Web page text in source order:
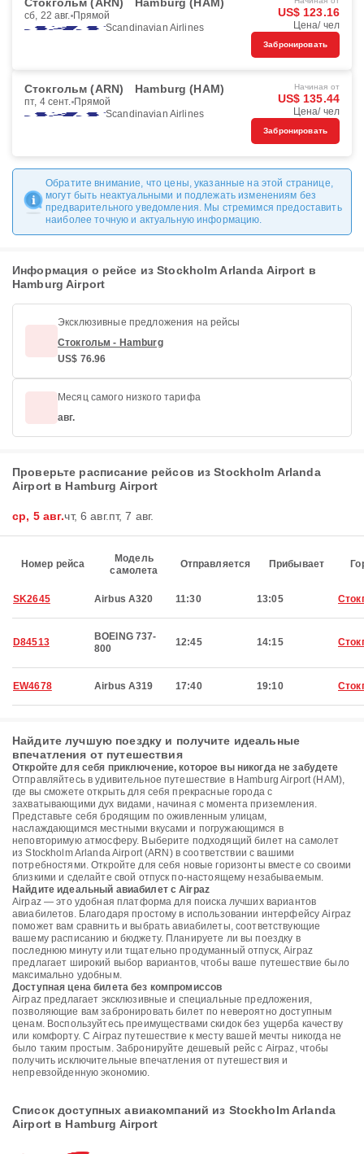
сб, 22 авг. Прямой
Scandinavian Airlines
US$ 123.16
Цена/ чел
Забронировать
Стокгольм (ARN) Hamburg (HAM)
пт, 4 сент. Прямой
Scandinavian Airlines
Начиная от
US$ 135.44
Цена/ чел
Забронировать
Обратите внимание, что цены, указанные на этой странице,
могут быть неактуальными и подлежать изменениям без
предварительного уведомления. Мы стремимся предоставить
наиболее точную и актуальную информацию.
Информация о рейсе из Stockholm Arlanda Airport в
Hamburg Airport
Эксклюзивные предложения на рейсы
Стокгольм - Hamburg
US$ 76.96
Месяц самого низкого тарифа
авг.
Проверьте расписание рейсов из Stockholm Arlanda
Airport в Hamburg Airport
ср, 5 авг.чт, 6 авг.пт, 7 авг.
Номер рейса
Модель
самолета
Отправляется Прибывает
SK2645 Airbus A320 11:30 13:05
D84513
BOEING 737-
800
12:45 14:15
EW4678 Airbus A319 17:40 19:10
Найдите лучшую поездку и получите идеальные
впечатления от путешествия
Откройте для себя приключение, которое вы никогда не забудете
Отправляйтесь в удивительное путешествие в Hamburg Airport (HAM),
где вы сможете открыть для себя прекрасные города с
захватывающими дух видами, начиная с момента приземления.
Представьте себя бродящим по оживленным улицам,
наслаждающимся местными вкусами и погружающимся в
неповторимую атмосферу. Выберите подходящий билет на самолет
из Stockholm Arlanda Airport (ARN) в соответствии с вашими
потребностями. Откройте для себя новые горизонты вместе со своими
близкими и сделайте свой отпуск по-настоящему незабываемым.
Найдите идеальный авиабилет с Airpaz
Airpaz — это удобная платформа для поиска лучших вариантов
авиабилетов. Благодаря простому в использовании интерфейсу Airpaz
поможет вам сравнить и выбрать авиабилеты, соответствующие
вашему расписанию и бюджету. Планируете ли вы поездку в
последнюю минуту или тщательно продуманный отпуск, Airpaz
предлагает широкий выбор вариантов, чтобы ваше путешествие было
максимально удобным.
Доступная цена билета без компромиссов
Airpaz предлагает эксклюзивные и специальные предложения,
позволяющие вам забронировать билет по невероятно доступным
ценам. Воспользуйтесь преимуществами скидок без ущерба качеству
или комфорту. С Airpaz путешествие к месту вашей мечты никогда не
было таким простым. Забронируйте дешевый рейс с Airpaz, чтобы
получить исключительные впечатления от путешествия и
непревзойденную экономию.
Список доступных авиакомпаний из Stockholm Arlanda
Airport в Hamburg Airport